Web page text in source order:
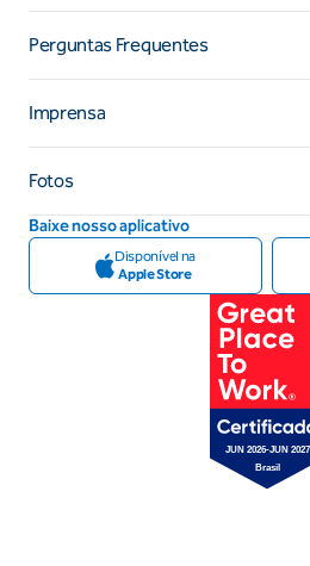
Perguntas Frequentes
Imprensa
Fotos
Baixe nosso aplicativo
Disponível na
Apple Store